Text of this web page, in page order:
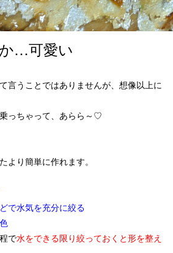
か…可愛い
言うことではありませんが、想像以上に
っちゃって、あらら～♡
より簡単に作れます。
で水気を充分に絞る
で水をできる限り絞っておくと形を整え